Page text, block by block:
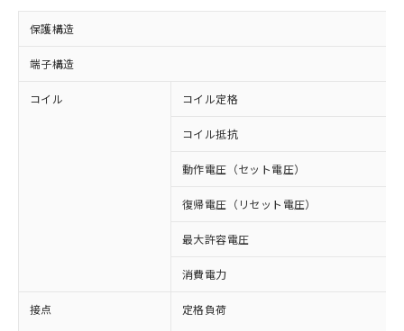
保護構造
端子構造
コイル コイル定格
コイル抵抗
動作電圧（セット電圧）
復帰電圧（リセット電圧）
最大許容電圧
消費電力
接点 定格負荷